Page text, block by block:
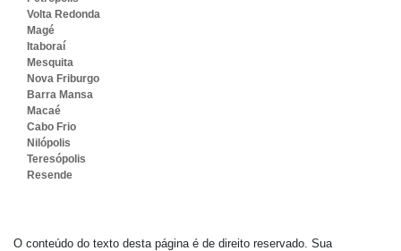
Volta Redonda
Magé
Itaboraí
Mesquita
Nova Friburgo
Barra Mansa
Macaé
Cabo Frio
Nilópolis
Teresópolis
Resende
O conteúdo do texto desta página é de direito reservado. Sua